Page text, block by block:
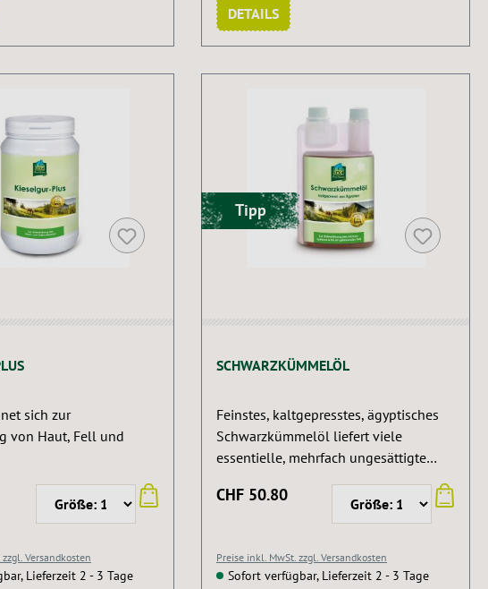
DETAILS
sich zur
von Haut, Fell und
Versandkosten
Lieferzeit 2 - 3 Tage
Tipp
SCHWARZKÜMMELÖL
Feinstes, kaltgepresstes, ägyptisches
Schwarzkümmelöl liefert viele
essentielle, mehrfach ungesättigte
CHF 50.80
Preise inkl. MwSt. zzgl. Versandkosten
Sofort verfügbar, Lieferzeit 2 - 3 Tage